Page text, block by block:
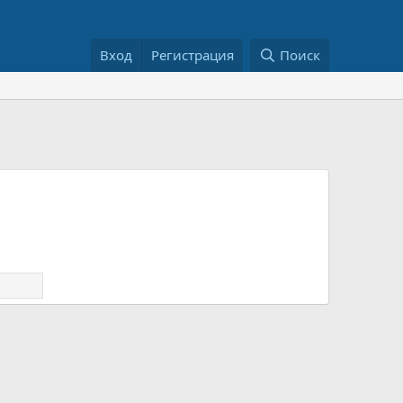
Вход Регистрация Поиск